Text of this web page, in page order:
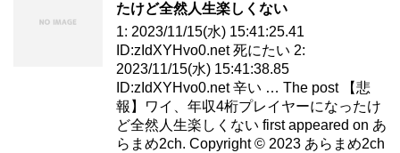
たけど全然人生楽しくない
1: 2023/11/15(水) 15:41:25.41
ID:zIdXYHvo0.net 死にたい 2:
2023/11/15(水) 15:41:38.85
ID:zIdXYHvo0.net 辛い … The post 【悲
報】ワイ、年収4桁プレイヤーになったけ
ど全然人生楽しくない first appeared on あ
らまめ2ch. Copyright © 2023 あらまめ2ch